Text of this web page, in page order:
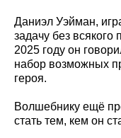
Даниэл Уэйман,
задачу без
2025 году он
набор возможных
героя.
Волшебнику ещё
стать тем, кем он